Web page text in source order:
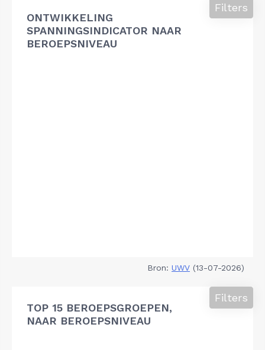
ONTWIKKELING
SPANNINGSINDICATOR NAAR
BEROEPSNIVEAU
Filters
Bron: UWV (13-07-2026)
TOP 15 BEROEPSGROEPEN,
NAAR BEROEPSNIVEAU
Filters